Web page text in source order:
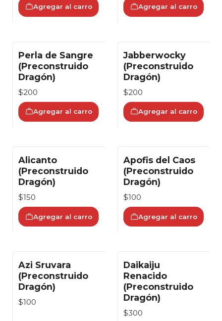
Agregar al carro Agregar al carro
Perla de Sangre
(Preconstruido
Dragón)
$200
Agregar al carro
Jabberwocky
(Preconstruido
Dragón)
$200
Agregar al carro
Alicanto
(Preconstruido
Dragón)
$150
Agregar al carro
Apofis del Caos
(Preconstruido
Dragón)
$100
Agregar al carro
Azi Sruvara
(Preconstruido
Dragón)
$100
Daikaiju
Renacido
(Preconstruido
Dragón)
$300